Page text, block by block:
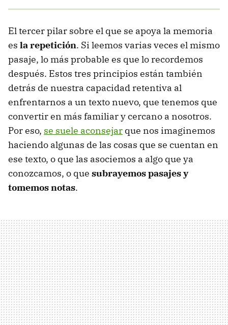
El tercer pilar sobre el que se apoya la memoria
es la repetición. Si leemos varias veces el mismo
pasaje, lo más probable es que lo recordemos
después. Estos tres principios están también
detrás de nuestra capacidad retentiva al
enfrentarnos a un texto nuevo, que tenemos que
convertir en más familiar y cercano a nosotros.
Por eso, se suele aconsejar que nos imaginemos
haciendo algunas de las cosas que se cuentan en
ese texto, o que las asociemos a algo que ya
conozcamos, o que subrayemos pasajes y
tomemos notas.